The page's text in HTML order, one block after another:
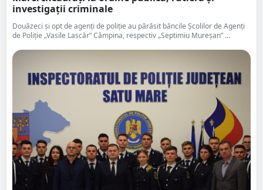
investigații criminale
Douăzeci și opt de agenți de poliție au părăsit băncile Şcolilor de Agenţi
de Poliţie „Vasile Lascăr” Câmpina, respectiv „Septimiu Mureșan” ...